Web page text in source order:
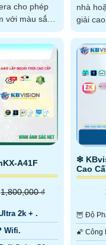
cho phép
với màu sắc
cách 30m
nhà hoặc
giải
nhìn
quan
dàng
A41F
1,800,000 ₫
2k + .
Wifi.
❇
Cao
🦉 Độ